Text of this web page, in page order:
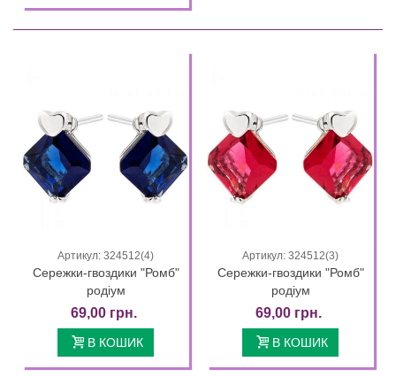
Артикул: 324512(4)
Сережки-гвоздики "Ромб"
родіум
69,00 грн.
В КОШИК
Артикул: 324512(3)
Сережки-гвоздики "Ромб"
родіум
69,00 грн.
В КОШИК